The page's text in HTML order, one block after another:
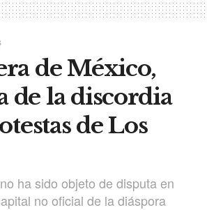
de México,
de la discordia
de Los
ha sido objeto de disputa en
no oficial de la diáspora